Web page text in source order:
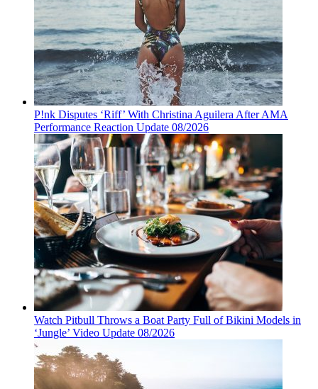
P!nk Disputes ‘Riff’ With Christina Aguilera After AMA
Performance Reaction Update 08/2026
Watch Pitbull Throws a Boat Party Full of Bikini Models in
‘Jungle’ Video Update 08/2026